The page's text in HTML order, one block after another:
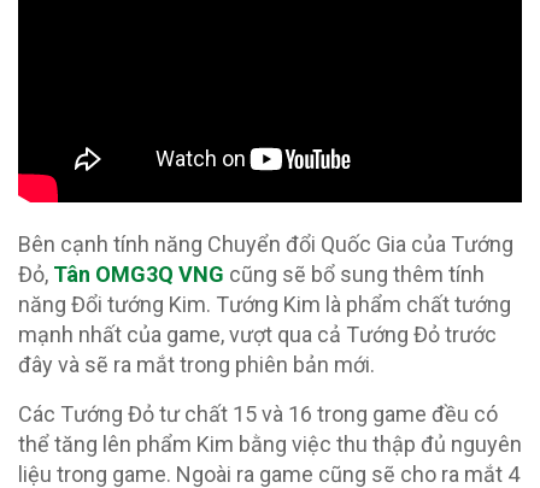
Bên cạnh tính năng Chuyển đổi Quốc Gia của Tướng
Đỏ, Tân OMG3Q VNG cũng sẽ bổ sung thêm tính
năng Đổi tướng Kim. Tướng Kim là phẩm chất tướng
mạnh nhất của game, vượt qua cả Tướng Đỏ trước
đây và sẽ ra mắt trong phiên bản mới.
Các Tướng Đỏ tư chất 15 và 16 trong game đều có
thể tăng lên phẩm Kim bằng việc thu thập đủ nguyên
liệu trong game. Ngoài ra game cũng sẽ cho ra mắt 4